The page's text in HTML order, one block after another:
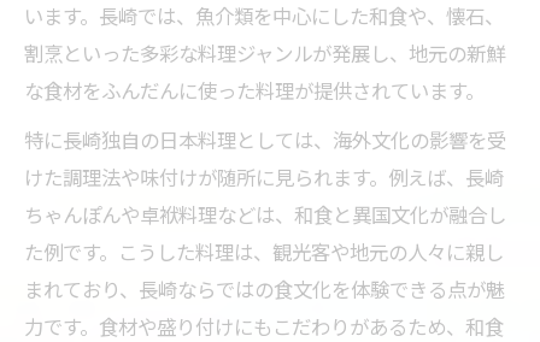
伝統に息づく長崎日本料理の魅力を探訪
伝統日本料理が今も息づく長崎県の理由
長崎県の日本料理に受け継がれる技と心
名物から知る長崎日本料理の歴史と文化
地元食材を活かした伝統日本料理の楽しみ
方
長崎ならではの日本料理エピソードを紹介
和食好きが熱視線！長崎県の名物料理特集
います。長崎では、魚介類を中心にした和食や、懐石、
割烹といった多彩な料理ジャンルが発展し、地元の新鮮
な食材をふんだんに使った料理が提供されています。
特に長崎独自の日本料理としては、海外文化の影響を受
けた調理法や味付けが随所に見られます。例えば、長崎
ちゃんぽんや卓袱料理などは、和食と異国文化が融合し
た例です。こうした料理は、観光客や地元の人々に親し
まれており、長崎ならではの食文化を体験できる点が魅
力です。食材や盛り付けにもこだわりがあるため、和食